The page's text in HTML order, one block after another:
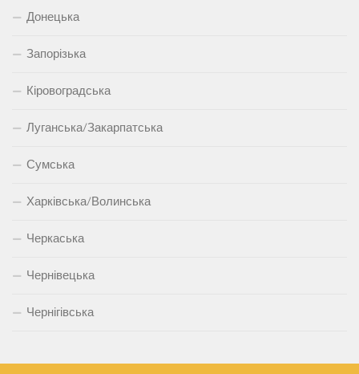
Донецька
Запорізька
Кіровоградська
Луганська/Закарпатська
Сумська
Харківська/Волинська
Черкаська
Чернівецька
Чернігівська